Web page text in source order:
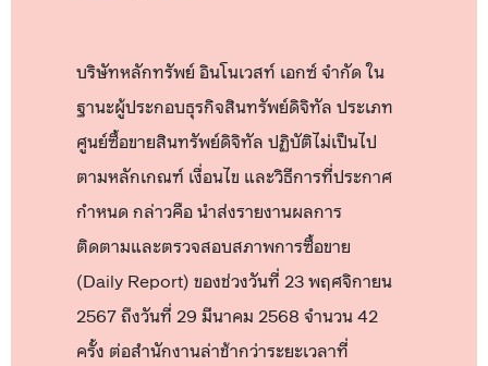
บริษัทหลักทรัพย์ อินโนเวสท์ เอกซ์ จำกัด ใน
ฐานะผู้ประกอบธุรกิจสินทรัพย์ดิจิทัล ประเภท
ศูนย์ซื้อขายสินทรัพย์ดิจิทัล ปฏิบัติไม่เป็นไป
ตามหลักเกณฑ์ เงื่อนไข และวิธีการที่ประกาศ
กำหนด กล่าวคือ นำส่งรายงานผลการ
ติดตามและตรวจสอบสภาพการซื้อขาย
(Daily Report) ของช่วงวันที่ 23 พฤศจิกายน
2567 ถึงวันที่ 29 มีนาคม 2568 จำนวน 42
ครั้ง ต่อสำนักงานล่าช้ากว่าระยะเวลาที่